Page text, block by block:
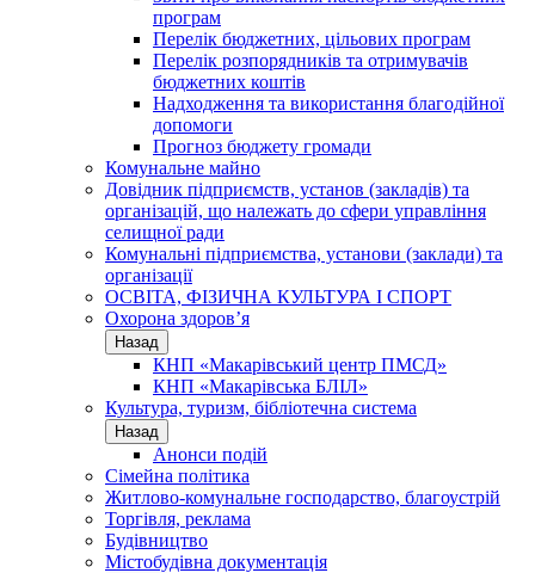
програм
Перелік бюджетних, цільових програм
Перелік розпорядників та отримувачів
бюджетних коштів
Надходження та використання благодійної
допомоги
Прогноз бюджету громади
Комунальне майно
Довідник підприємств, установ (закладів) та
організацій, що належать до сфери управління
селищної ради
Комунальні підприємства, установи (заклади) та
організації
ОСВІТА, ФІЗИЧНА КУЛЬТУРА І СПОРТ
Охорона здоров’я
Назад
КНП «Макарівський центр ПМСД»
КНП «Макарівська БЛІЛ»
Культура, туризм, бібліотечна система
Назад
Анонси подій
Сімейна політика
Житлово-комунальне господарство, благоустрій
Торгівля, реклама
Будівництво
Містобудівна документація